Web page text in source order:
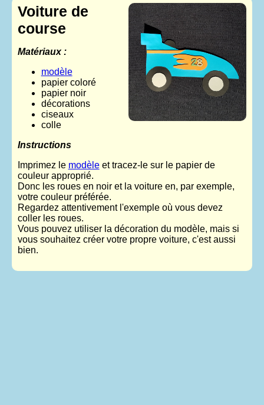
Voiture de
course
Matériaux :
modèle
papier coloré
papier noir
décorations
ciseaux
colle
Instructions
Imprimez le modèleet tracez-le sur le papier de
couleur approprié.
Donc les roues en noir et la voiture en, par exemple,
votre couleur préférée.
Regardez attentivement l'exemple où vous devez
coller les roues.
Vous pouvez utiliser la décoration du modèle, mais si
vous souhaitez créer votre propre voiture, c'est aussi
bien.